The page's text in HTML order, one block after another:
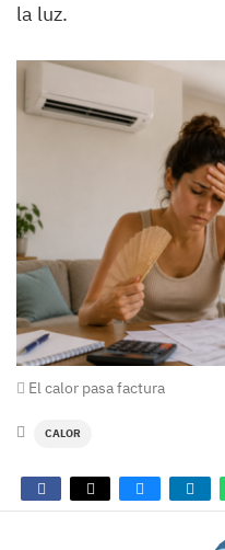
la luz.
El calor pasa factura
CALOR